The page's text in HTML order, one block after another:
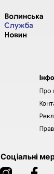
Про
Соціальні